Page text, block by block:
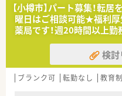
【小樽市】パート募集！転
曜日はご相談可能★福利
薬局です！週20時間以上勤
検討
ブランク可 転勤なし 教育